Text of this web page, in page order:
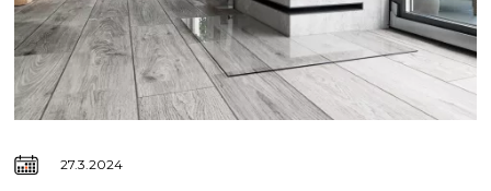
27.3.2024